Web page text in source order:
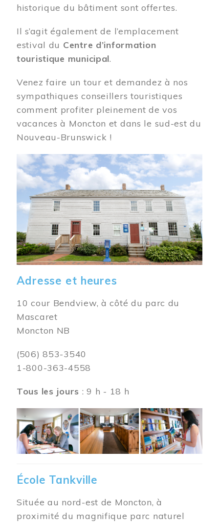
historique du bâtiment sont offertes.
Il s’agit également de l’emplacement
estival du Centre d’information
touristique municipal.
Venez faire un tour et demandez à nos
sympathiques conseillers touristiques
comment profiter pleinement de vos
vacances à Moncton et dans le sud-est du
Nouveau-Brunswick !
Image
Adresse et heures
10 cour Bendview, à côté du parc du
Mascaret
Moncton NB
(506) 853-3540
1-800-363-4558
Tous les jours : 9 h - 18 h
Image
École Tankville
Située au nord-est de Moncton, à
proximité du magnifique parc naturel